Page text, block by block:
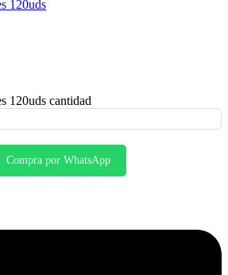
120uds
120uds cantidad
Compra por WhatsApp